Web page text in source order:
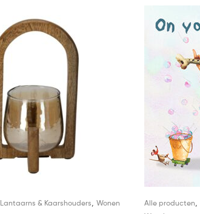
Lantaarns & Kaarshouders, Wonen Alle producten,